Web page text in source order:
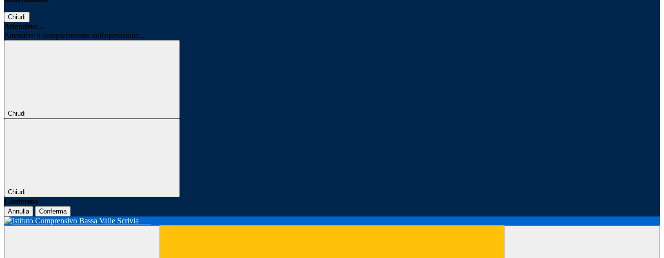
Chiudi
Attendere...
Attendere il completamento dell'operazione...
Chiudi
Chiudi
Conferma
Annulla Conferma